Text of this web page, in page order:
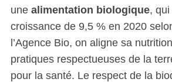
une alimentation biologique, qui
croissance de 9,5 % en 2020
l’Agence Bio, on aligne sa
pratiques respectueuses de la
pour la santé. Le respect de la